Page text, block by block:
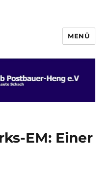
Heng e.V.
MENÜ
EM: Einer